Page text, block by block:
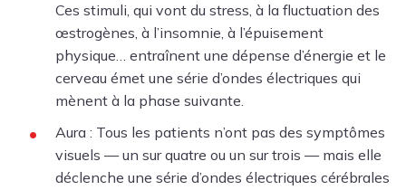
Ces stimuli, qui vont du stress, à la fluctuation des
œstrogènes, à l’insomnie, à l’épuisement
physique… entraînent une dépense d’énergie et le
cerveau émet une série d’ondes électriques qui
mènent à la phase suivante.
Aura : Tous les patients n’ont pas des symptômes
visuels — un sur quatre ou un sur trois — mais elle
déclenche une série d’ondes électriques cérébrales